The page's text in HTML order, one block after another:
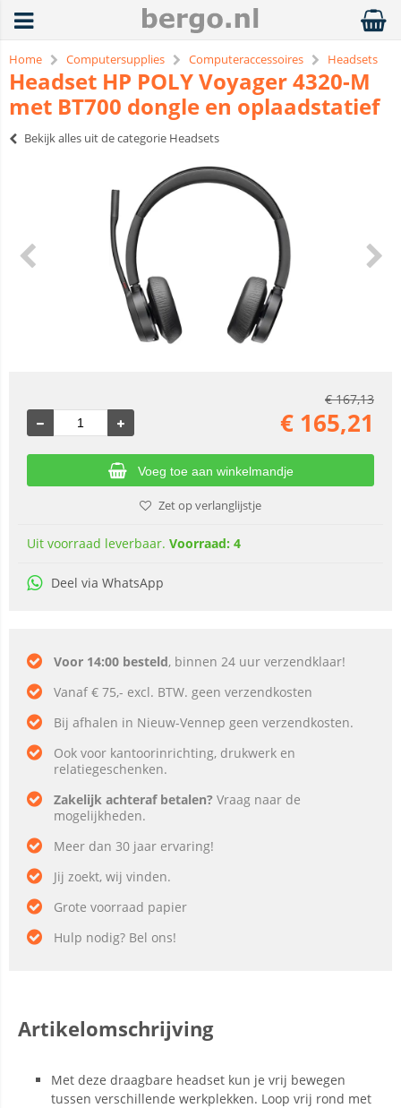
Home Computersupplies Computeraccessoires Headsets
Headset HP POLY Voyager 4320-M
met BT700 dongle en oplaadstatief
Bekijk alles uit de categorie Headsets
€167,13
€ 165,21
Voeg toe aan winkelmandje
Zet op verlanglijstje
Uit voorraad leverbaar. Voorraad: 4
Deel via WhatsApp
Voor 14:00 besteld, binnen 24 uur verzendklaar!
Vanaf € 75,- excl. BTW. geen verzendkosten
Bij afhalen in Nieuw-Vennep geen verzendkosten.
Ook voor kantoorinrichting, drukwerk en
relatiegeschenken.
Zakelijk achteraf betalen? Vraag naar de
mogelijkheden.
Meer dan 30 jaar ervaring!
Jij zoekt, wij vinden.
Grote voorraad papier
Hulp nodig? Bel ons!
Artikelomschrijving
Met deze draagbare headset kun je vrij bewegen
tussen verschillende werkplekken. Loop vrij rond met